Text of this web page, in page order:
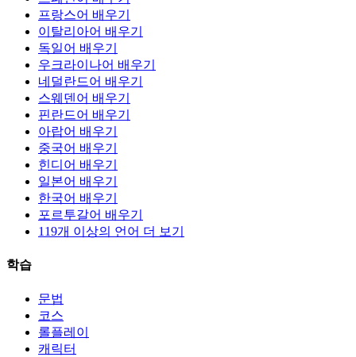
프랑스어 배우기
이탈리아어 배우기
독일어 배우기
우크라이나어 배우기
네덜란드어 배우기
스웨덴어 배우기
핀란드어 배우기
아랍어 배우기
중국어 배우기
힌디어 배우기
일본어 배우기
한국어 배우기
포르투갈어 배우기
119개 이상의 언어 더 보기
학습
문법
코스
롤플레이
캐릭터